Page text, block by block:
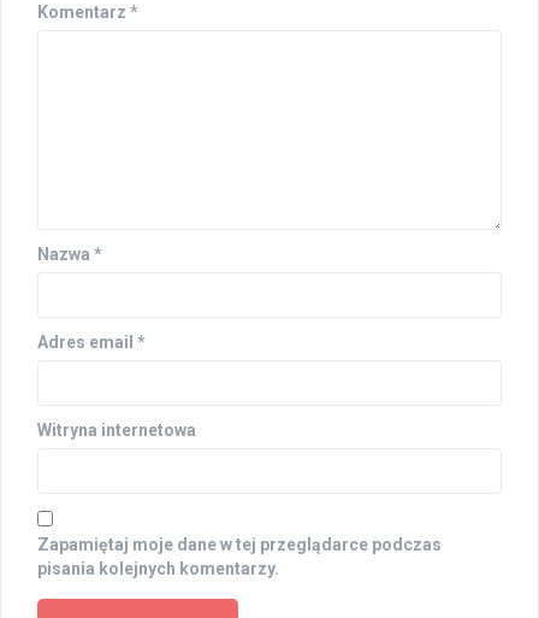
Komentarz *
Nazwa *
Adres email *
Witryna internetowa
Zapamiętaj moje dane w tej przeglądarce podczas
pisania kolejnych komentarzy.